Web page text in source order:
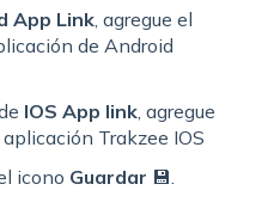
App Link , agregue el
de Android
IOS App link, agregue
Trakzee IOS
icono Guardar 💾.